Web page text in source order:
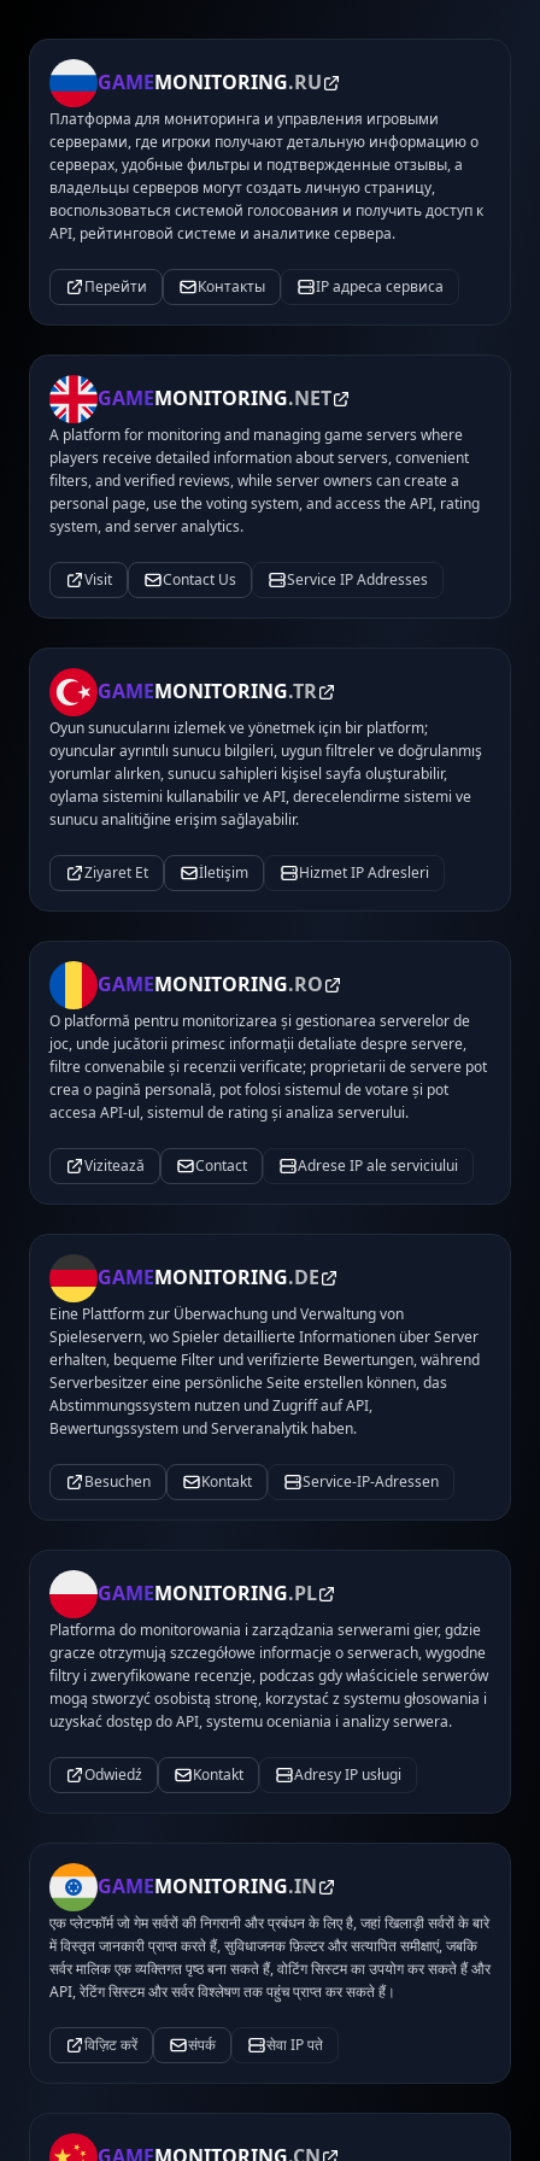
GAMEMONITORING.RU
Платформа для мониторинга и управления игровыми
серверами, где игроки получают детальную информацию о
серверах, удобные фильтры и подтвержденные отзывы, а
владельцы серверов могут создать личную страницу,
воспользоваться системой голосования и получить доступ к
API, рейтинговой системе и аналитике сервера.
Перейти Контакты IP адреса сервиса
GAMEMONITORING.NET
A platform for monitoring and managing game servers where
players receive detailed information about servers, convenient
filters, and verified reviews, while server owners can create a
personal page, use the voting system, and access the API, rating
system, and server analytics.
Visit Contact Us Service IP Addresses
GAMEMONITORING.TR
Oyun sunucularını izlemek ve yönetmek için bir platform;
oyuncular ayrıntılı sunucu bilgileri, uygun filtreler ve doğrulanmış
yorumlar alırken, sunucu sahipleri kişisel sayfa oluşturabilir,
oylama sistemini kullanabilir ve API, derecelendirme sistemi ve
sunucu analitiğine erişim sağlayabilir.
Ziyaret Et İletişim Hizmet IP Adresleri
GAMEMONITORING.RO
O platformă pentru monitorizarea și gestionarea serverelor de
joc, unde jucătorii primesc informații detaliate despre servere,
filtre convenabile și recenzii verificate; proprietarii de servere pot
crea o pagină personală, pot folosi sistemul de votare și pot
accesa API-ul, sistemul de rating și analiza serverului.
Vizitează Contact Adrese IP ale serviciului
GAMEMONITORING.DE
Eine Plattform zur Überwachung und Verwaltung von
Spieleservern, wo Spieler detaillierte Informationen über Server
erhalten, bequeme Filter und verifizierte Bewertungen, während
Serverbesitzer eine persönliche Seite erstellen können, das
Abstimmungssystem nutzen und Zugriff auf API,
Bewertungssystem und Serveranalytik haben.
Besuchen Kontakt Service-IP-Adressen
GAMEMONITORING.PL
Platforma do monitorowania i zarządzania serwerami gier, gdzie
gracze otrzymują szczegółowe informacje o serwerach, wygodne
filtry i zweryfikowane recenzje, podczas gdy właściciele serwerów
mogą stworzyć osobistą stronę, korzystać z systemu głosowania i
uzyskać dostęp do API, systemu oceniania i analizy serwera.
Odwiedź Kontakt Adresy IP usługi
GAMEMONITORING.IN
एक प्लेटफॉर्म जो गेम सर्वरों की निगरानी और प्रबंधन के लिए है, जहां खिलाड़ी सर्वरों के बारे
में विस्तृत जानकारी प्राप्त करते हैं, सुविधाजनक फ़िल्टर और सत्यापित समीक्षाएं, जबकि
सर्वर मालिक एक व्यक्तिगत पृष्ठ बना सकते हैं, वोटिंग सिस्टम का उपयोग कर सकते हैं और
API, रेटिंग सिस्टम और सर्वर विश्लेषण तक पहुंच प्राप्त कर सकते हैं।
विज़िट करें संपर्क सेवा IP पते